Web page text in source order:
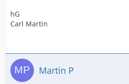
hG
Carl Martin
Martin P